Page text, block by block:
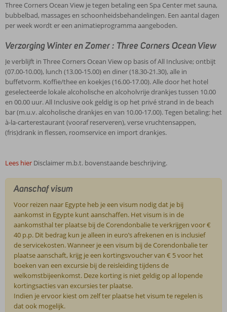
Three Corners Ocean View je tegen betaling een Spa Center met sauna,
bubbelbad, massages en schoonheidsbehandelingen. Een aantal dagen
per week wordt er een animatieprogramma aangeboden.
Verzorging Winter en Zomer : Three Corners Ocean View
Je verblijft in Three Corners Ocean View op basis of All Inclusive; ontbijt
(07.00-10.00), lunch (13.00-15.00) en diner (18.30-21.30), alle in
buffetvorm. Koffie/thee en koekjes (16.00-17.00). Alle door het hotel
geselecteerde lokale alcoholische en alcoholvrije drankjes tussen 10.00
en 00.00 uur. All Inclusive ook geldig is op het privé strand in de beach
bar (m.u.v. alcoholische drankjes en van 10.00-17.00). Tegen betaling: het
à-la-carterestaurant (vooraf reserveren), verse vruchtensappen,
(fris)drank in flessen, roomservice en import drankjes.
Lees hier Disclaimer m.b.t. bovenstaande beschrijving.
Aanschaf visum
Voor reizen naar Egypte heb je een visum nodig dat je bij
aankomst in Egypte kunt aanschaffen. Het visum is in de
aankomsthal ter plaatse bij de Corendonbalie te verkrijgen voor €
40 p.p. Dit bedrag kun je alleen in euro’s afrekenen en is inclusief
de servicekosten. Wanneer je een visum bij de Corendonbalie ter
plaatse aanschaft, krijg je een kortingsvoucher van € 5 voor het
boeken van een excursie bij de reisleiding tijdens de
welkomstbijeenkomst. Deze korting is niet geldig op al lopende
kortingsacties van excursies ter plaatse.
Indien je ervoor kiest om zelf ter plaatse het visum te regelen is
dat ook mogelijk.